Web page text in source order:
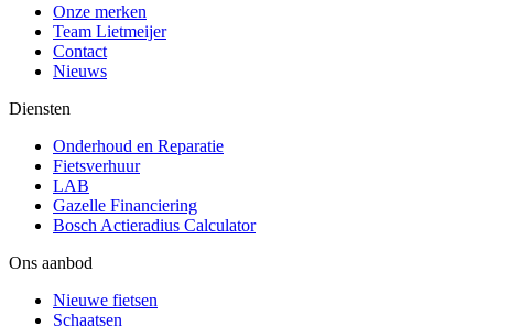
Onze merken
Team Lietmeijer
Contact
Nieuws
Diensten
Onderhoud en Reparatie
Fietsverhuur
LAB
Gazelle Financiering
Bosch Actieradius Calculator
Ons aanbod
Nieuwe fietsen
Schaatsen